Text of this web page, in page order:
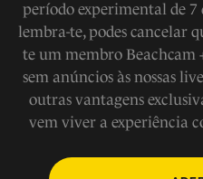
período experimental de
lembra-te, podes cancelar
te um membro Beachcam
sem anúncios às nossas
outras vantagens
vem viver a experiência